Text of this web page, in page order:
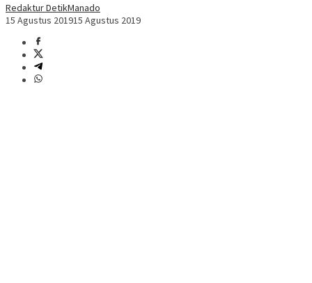
Redaktur DetikManado
15 Agustus 201915 Agustus 2019